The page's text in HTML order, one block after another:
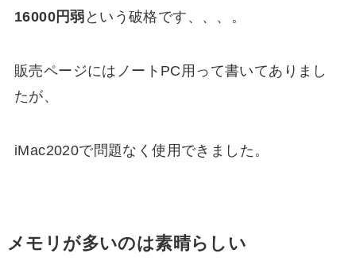
16000円弱 という破格です、、、。
販売ページにはノートPC用って書いてありまし
たが、
iMac2020で問題なく使用できました。
メモリが多いのは素晴らしい